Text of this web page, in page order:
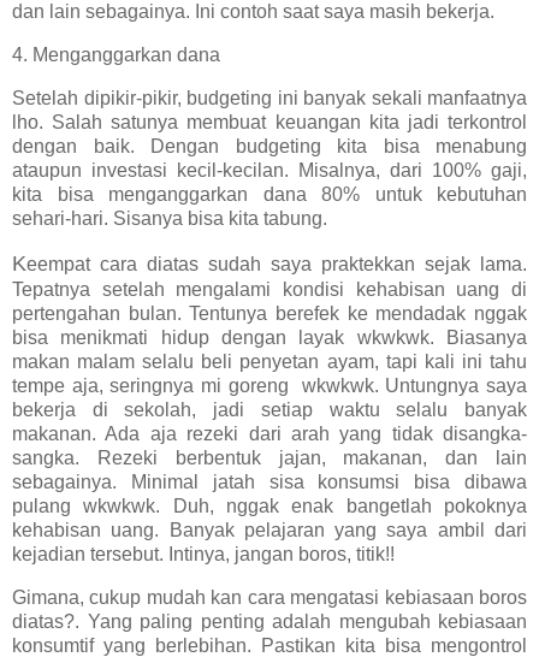
dan lain sebagainya. Ini contoh saat saya masih bekerja.
4. Menganggarkan dana
Setelah dipikir-pikir, budgeting ini banyak sekali manfaatnya
lho. Salah satunya membuat keuangan kita jadi terkontrol
dengan baik. Dengan budgeting kita bisa menabung
ataupun investasi kecil-kecilan. Misalnya, dari 100% gaji,
kita bisa menganggarkan dana 80% untuk kebutuhan
sehari-hari. Sisanya bisa kita tabung.
Keempat cara diatas sudah saya praktekkan sejak lama.
Tepatnya setelah mengalami kondisi kehabisan uang di
pertengahan bulan. Tentunya berefek ke mendadak nggak
bisa menikmati hidup dengan layak wkwkwk. Biasanya
makan malam selalu beli penyetan ayam, tapi kali ini tahu
tempe aja, seringnya mi goreng wkwkwk. Untungnya saya
bekerja di sekolah, jadi setiap waktu selalu banyak
makanan. Ada aja rezeki dari arah yang tidak disangka-
sangka. Rezeki berbentuk jajan, makanan, dan lain
sebagainya. Minimal jatah sisa konsumsi bisa dibawa
pulang wkwkwk. Duh, nggak enak bangetlah pokoknya
kehabisan uang. Banyak pelajaran yang saya ambil dari
kejadian tersebut. Intinya, jangan boros, titik!!
Gimana, cukup mudah kan cara mengatasi kebiasaan boros
diatas?. Yang paling penting adalah mengubah kebiasaan
konsumtif yang berlebihan. Pastikan kita bisa mengontrol